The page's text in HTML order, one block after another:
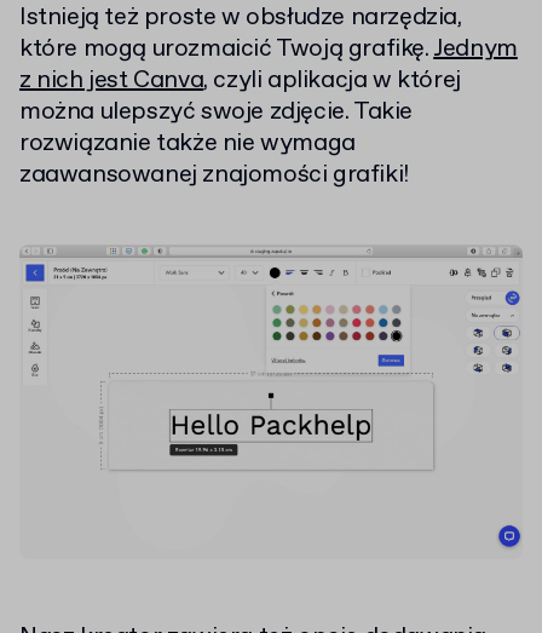
Istnieją też proste w obsłudze narzędzia,
które mogą urozmaicić Twoją grafikę.Jednym
z nich jest Canva, czyli aplikacja w której
można ulepszyć swoje zdjęcie. Takie
rozwiązanie także nie wymaga
zaawansowanej znajomości grafiki!